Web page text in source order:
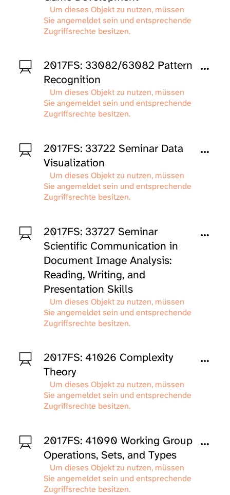
Um dieses Objekt zu nutzen, müssen
Sie angemeldet sein und entsprechende
Zugriffsrechte besitzen.
2017FS: 33082/63082 Pattern
Recognition
Um dieses Objekt zu nutzen, müssen
Sie angemeldet sein und entsprechende
Zugriffsrechte besitzen.
2017FS: 33722 Seminar Data
Visualization
Um dieses Objekt zu nutzen, müssen
Sie angemeldet sein und entsprechende
Zugriffsrechte besitzen.
2017FS: 33727 Seminar
Scientific Communication in
Document Image Analysis:
Reading, Writing, and
Presentation Skills
Um dieses Objekt zu nutzen, müssen
Sie angemeldet sein und entsprechende
Zugriffsrechte besitzen.
2017FS: 41026 Complexity
Theory
Um dieses Objekt zu nutzen, müssen
Sie angemeldet sein und entsprechende
Zugriffsrechte besitzen.
2017FS: 41090 Working Group
Operations, Sets, and Types
Um dieses Objekt zu nutzen, müssen
Sie angemeldet sein und entsprechende
Zugriffsrechte besitzen.